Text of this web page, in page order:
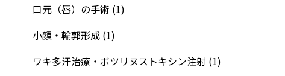
口元（唇）の手術 (1)
小顔・輪郭形成 (1)
ワキ多汗治療・ボツリヌストキシン注射 (1)